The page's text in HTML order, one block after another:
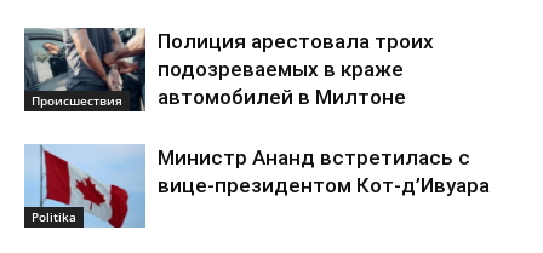
Происшествия
Полиция арестовала троих
подозреваемых в краже
автомобилей в Милтоне
Politika
Министр Ананд встретилась с
вице-президентом Кот-д’Ивуара